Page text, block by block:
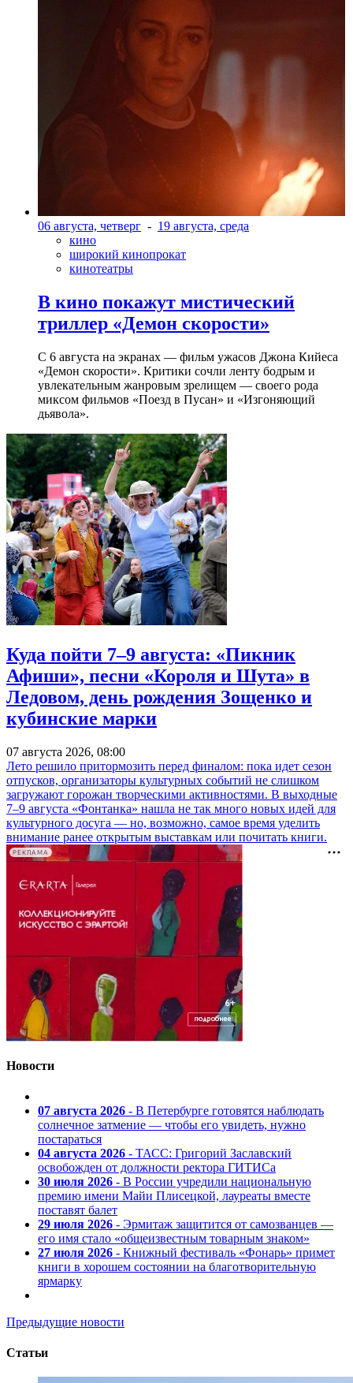
06 августа, четверг - 19 августа, среда
кино
широкий кинопрокат
кинотеатры
В кино покажут мистический
триллер «Демон скорости»
С 6 августа на экранах — фильм ужасов Джона Кийеса
«Демон скорости». Критики сочли ленту бодрым и
увлекательным жанровым зрелищeм — своего рода
миксом фильмов «Поезд в Пусан» и «Изгоняющий
дьявола».
Куда пойти 7–9 августа: «Пикник
Афиши», песни «Короля и Шута» в
Ледовом, день рождения Зощенко и
кубинские марки
07 августа 2026, 08:00
Лето решило притормозить перед финалом: пока идет сезон
отпусков, организаторы культурных событий не слишком
загружают горожан творческими активностями. В выходные
7–9 августа «Фонтанка» нашла не так много новых идей для
культурного досуга — но, возможно, самое время уделить
внимание ранее открытым выставкам или почитать книги.
РЕКЛАМА
Новости
07 августа 2026 - В Петербурге готовятся наблюдать
солнечное затмение — чтобы его увидеть, нужно
постараться
04 августа 2026 - ТАСС: Григорий Заславский
освобожден от должности ректора ГИТИСа
30 июля 2026 - В России учредили национальную
премию имени Майи Плисецкой, лауреаты вместе
поставят балет
29 июля 2026 - Эрмитаж защитится от самозванцев —
его имя стало «общеизвестным товарным знаком»
27 июля 2026 - Книжный фестиваль «Фонарь» примет
книги в хорошем состоянии на благотворительную
ярмарку
Предыдущие новости
Статьи